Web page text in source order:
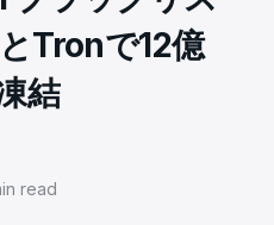
Tronで12億
結
read